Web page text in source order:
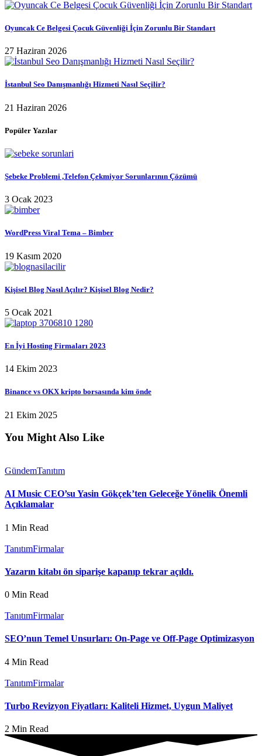
Oyuncak Ce Belgesi Çocuk Güvenliği İçin Zorunlu Bir Standart
27 Haziran 2026
İstanbul Seo Danışmanlığı Hizmeti Nasıl Seçilir?
21 Haziran 2026
Popüler Yazılar
Şebeke Problemi ,Telefon Çekmiyor Sorunlarının Çözümü
3 Ocak 2023
WordPress Viral Tema – Bimber
19 Kasım 2020
Kişisel Blog Nasıl Açılır? Kişisel Blog Nedir?
5 Ocak 2021
En İyi Hosting Firmaları 2023
14 Ekim 2023
Binance vs OKX kripto borsasında kim önde
21 Ekim 2025
You Might Also Like
GündemTanıtım
AI Music CEO’su Yasin Gökçek’ten Geleceğe Yönelik Önemli
Açıklamalar
1 Min Read
TanıtımFirmalar
Yazarın kitabı ön siparişe kapanıp tekrar açıldı.
0 Min Read
TanıtımFirmalar
SEO’nun Temel Unsurları: On-Page ve Off-Page Optimizasyon
4 Min Read
TanıtımFirmalar
Turbo Revizyon Fiyatları: Kaliteli Hizmet, Uygun Maliyet
2 Min Read